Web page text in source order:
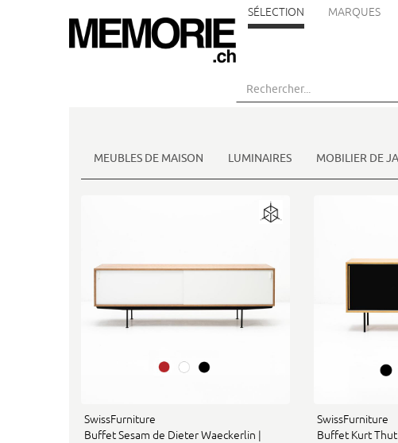
SÉLECTION MARQUES
MEUBLES DE MAISON LUMINAIRES MOBILIER DE
SwissFurniture
Buffet Sesam de Dieter Waeckerlin |
SwissFurniture
Buffet Kurt Thut